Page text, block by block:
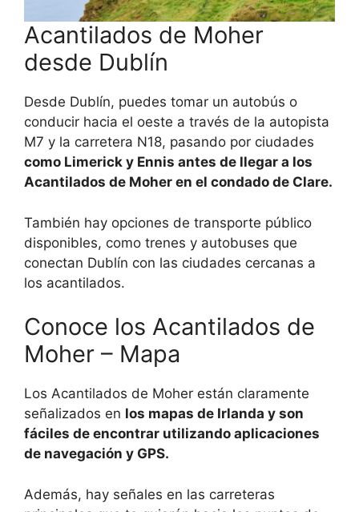
Acantilados de Moher
desde Dublín
Desde Dublín, puedes tomar un autobús o
conducir hacia el oeste a través de la autopista
M7 y la carretera N18, pasando por ciudades
como Limerick y Ennis antes de llegar a los
Acantilados de Moher en el condado de Clare.
También hay opciones de transporte público
disponibles, como trenes y autobuses que
conectan Dublín con las ciudades cercanas a
los acantilados.
Conoce los Acantilados de
Moher – Mapa
Los Acantilados de Moher están claramente
señalizados en los mapas de Irlanda y son
fáciles de encontrar utilizando aplicaciones
de navegación y GPS.
Además, hay señales en las carreteras